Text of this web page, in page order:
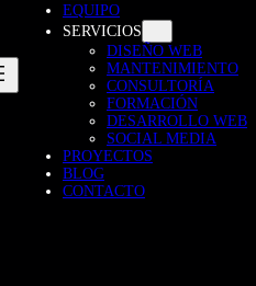
EQUIPO
SERVICIOS
DISEÑO WEB
MANTENIMIENTO
CONSULTORÍA
FORMACIÓN
DESARROLLO WEB
SOCIAL MEDIA
PROYECTOS
BLOG
CONTACTO